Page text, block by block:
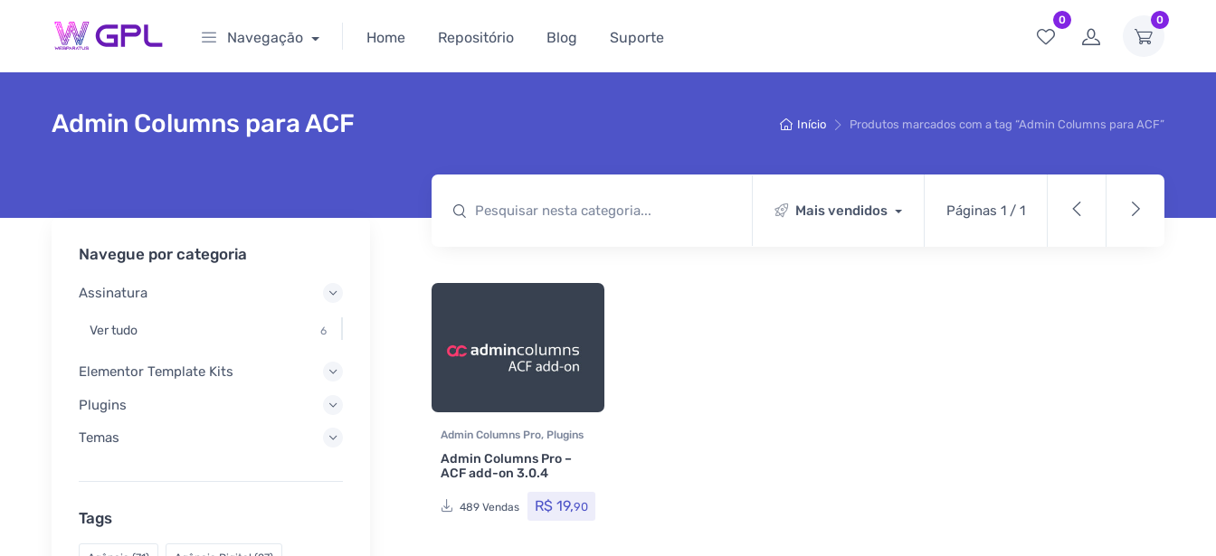
0 0
Navegação Home Repositório Blog Suporte
Início Produtos marcados com a tag “Admin Columns para ACF”
Admin Columns para ACF
Mais vendidos Páginas 1 / 1
Admin Columns Pro, Plugins
Admin Columns Pro –
ACF add-on 3.0.4
489 Vendas R$19,90
Navegue por categoria
Assinatura
Ver tudo 6
Elementor Template Kits
Plugins
Temas
Tags